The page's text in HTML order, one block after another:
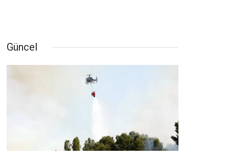
Güncel